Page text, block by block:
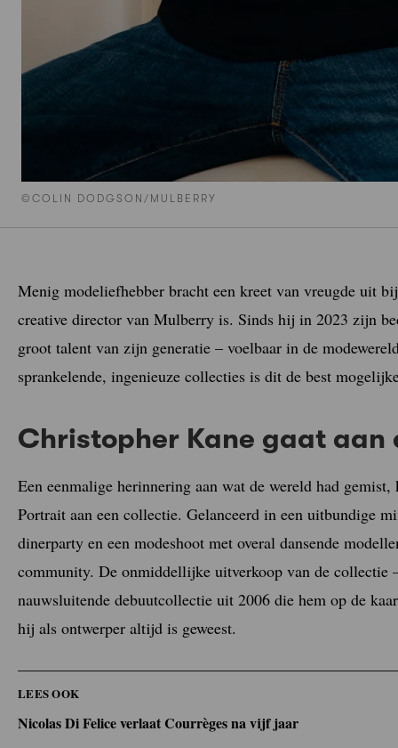
©COLIN DODGSON/MULBERRY
Menig modeliefhebber bracht een kreet van vreugde uit
creative director van Mulberry is. Sinds hij in 2023 zijn
groot talent van zijn generatie – voelbaar in de
sprankelende, ingenieuze collecties is dit de best
Christopher Kane gaat
Een eenmalige herinnering aan wat de wereld had
Portrait aan een collectie. Gelanceerd in een uitbundige
dinerparty en een modeshoot met overal dansende
community. De onmiddellijke uitverkoop van de collectie
nauwsluitende debuutcollectie uit 2006 die hem op de
hij als ontwerper altijd is geweest.
LEES OOK
Nicolas Di Felice verlaat Courrèges na vijf jaar